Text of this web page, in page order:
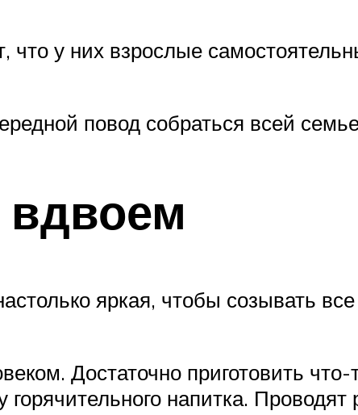
что у них взрослые
повод собраться всей
вдвоем
яркая, чтобы созывать
Достаточно приготовить что-
напитка.